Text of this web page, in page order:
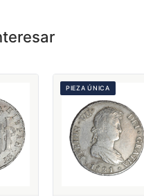
PIEZA ÚNICA